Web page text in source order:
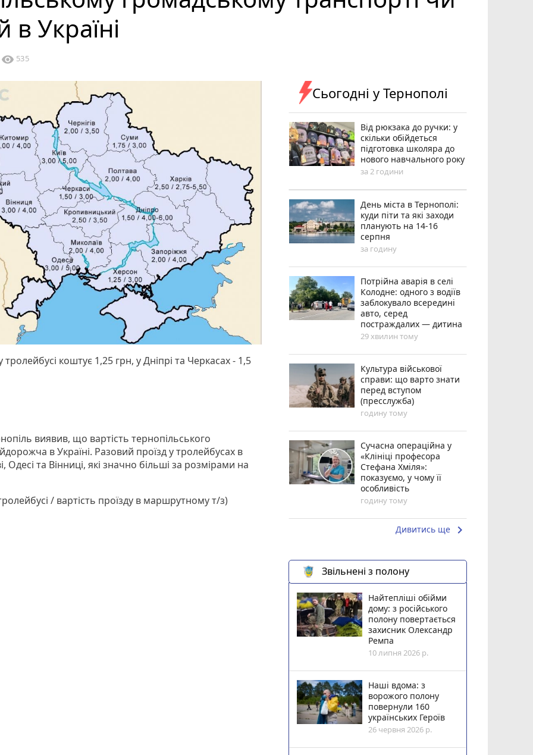
Україні
visibility 535
коштує 1,25 грн, у Дніпрі та Черкасах - 1,5
виявив, що вартість тернопільського
в Україні. Разовий проїзд у тролейбусах в
Одесі та Вінниці, які значно більші за розмірами на
/ вартість проїзду в маршрутному т/з)
Сьогодні у Тернополі
Від рюкзака до ручки: у
скільки обійдеться
підготовка школяра до
нового навчального року
за 2 години
День міста в Тернополі:
куди піти та які заходи
планують на 14-16
серпня
за годину
Потрійна аварія в селі
Колодне: одного з водіїв
заблокувало всередині
авто, серед
постраждалих — дитина
29 хвилин тому
Культура військової
справи: що варто знати
перед вступом
(пресслужба)
годину тому
Сучасна операційна у
«Клініці професора
Стефана Хміля»:
показуємо, у чому її
особливість
годину тому
Дивитись ще keyboard_arrow_right
Звільнені з полону
Найтепліші обійми
дому: з російського
полону повертається
захисник Олександр
Ремпа
10 липня 2026 р.
Наші вдома: з
ворожого полону
повернули 160
українських Героїв
26 червня 2026 р.